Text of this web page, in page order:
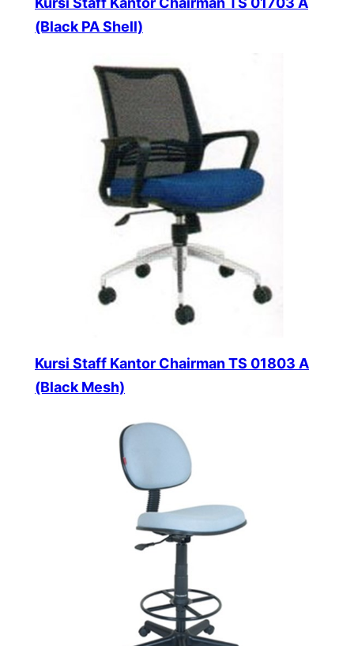
(Black PA Shell)
Kursi Staff Kantor Chairman TS 01803 A
(Black Mesh)